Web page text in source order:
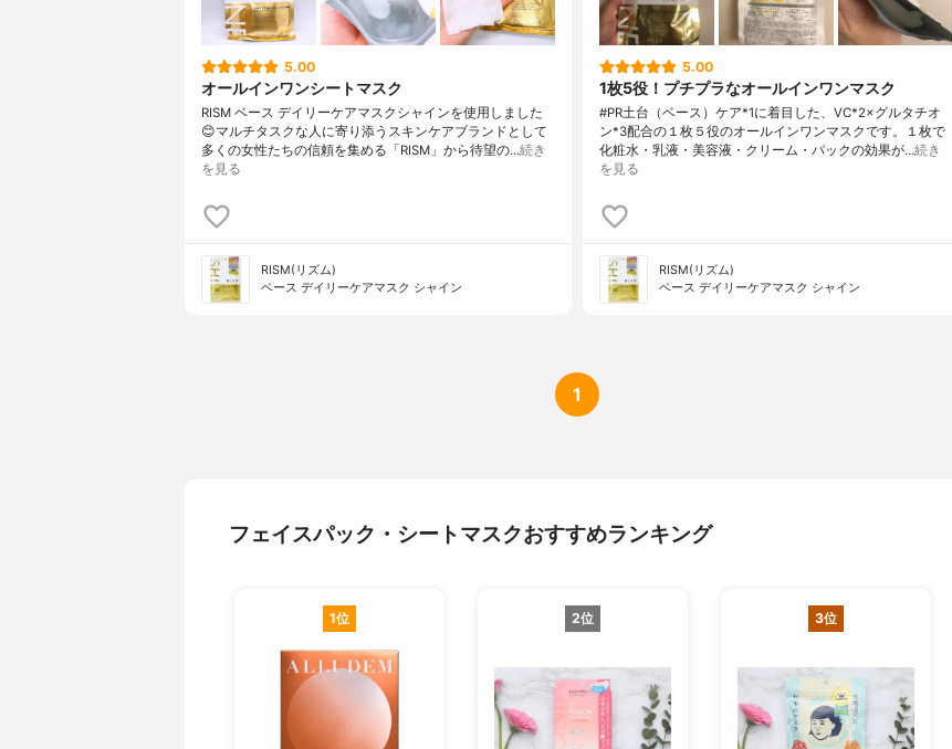
5.00
オールインワンシートマスク
RISM ベース デイリーケアマスクシャインを使用しました
😊マルチタスクな人に寄り添うスキンケアブランドとして
多くの女性たちの信頼を集める「RISM」から待望の…続き
を見る
RISM(リズム)
ベース デイリーケアマスク シャイン
5.00
1枚5役！プチプラなオールインワンマスク
#PR土台（ベース）ケア*1に着目した、VC*2×グルタチオ
ン*3配合の１枚５役のオールインワンマスクです。１枚で
化粧水・乳液・美容液・クリーム・パックの効果が…続き
を見る
RISM(リズム)
ベース デイリーケアマスク シャイン
1
フェイスパック・シートマスクおすすめランキング
1位 2位 3位